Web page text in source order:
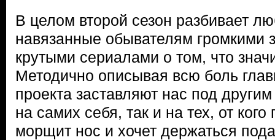
В целом второй сезон разбивает
навязанные обывателям громкими
крутыми сериалами о том, что
Методично описывая всю боль
проекта заставляют нас под другим
на самих себя, так и на тех, от
морщит нос и хочет держаться